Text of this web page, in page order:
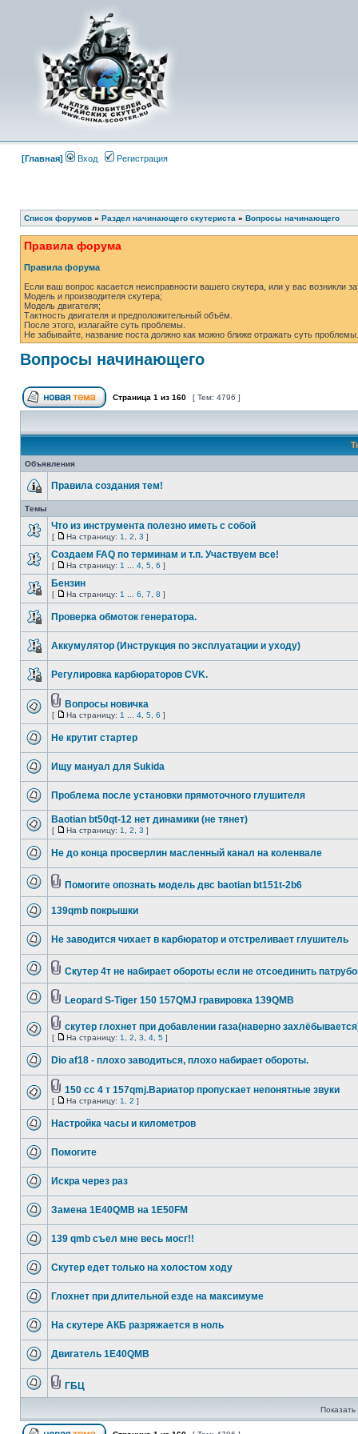
[Главная] Вход Регистрация
Список форумов » Раздел начинающего скутериста » Вопросы начинающего
Правила форума
Правила форума
Если ваш вопрос касается неисправности вашего скутера, или у вас возникли
Модель и производителя скутера;
Модель двигателя;
Тактность двигателя и предположительный объём.
После этого, излагайте суть проблемы.
Не забывайте, название поста должно как можно ближе отражать суть проблемы.
Вопросы начинающего
Страница 1 из 160 [ Тем: 4796 ]
Объявления
Правила создания тем!
Темы
Что из инструмента полезно иметь с собой
[ На страницу: 1 2 3 ]
Создаем FAQ по терминам и т.п. Участвуем все!
[ На страницу: 1 4 5 6 ]
Бензин
[ На страницу: 1 6 7 8 ]
Проверка обмоток генератора.
Аккумулятор (Инструкция по эксплуатации и уходу)
Регулировка карбюраторов CVK.
Вопросы новичка
[ На страницу: 1 4 5 6 ]
Не крутит стартер
Ищу мануал для Sukida
Проблема после установки прямоточного глушителя
Baotian bt50qt-12 нет динамики (не тянет)
[ На страницу: 1 2 3 ]
Не до конца просверлин масленный канал на коленвале
Помогите опознать модель двс baotian bt151t-2b6
139qmb покрышки
Не заводится чихает в карбюратор и отстреливает глушитель
Скутер 4т не набирает обороты если не отсоединить
Leopard S-Tiger 150 157QMJ гравировка 139QMB
скутер глохнет при добавлении газа(наверно
[ На страницу: 1 2 3 4 5 ]
Dio af18 - плохо заводиться, плохо набирает обороты.
150 cc 4 т 157qmj.Вариатор пропускает непонятные звуки
[ На страницу: 1 2 ]
Настройка часы и километров
Помогите
Искра через раз
Замена 1Е40QMB на 1Е50FM
139 qmb съел мне весь мосг!!
Скутер едет только на холостом ходу
Глохнет при длительной езде на максимуме
На скутере АКБ разряжается в ноль
Двигатель 1Е40QMB
ГБЦ